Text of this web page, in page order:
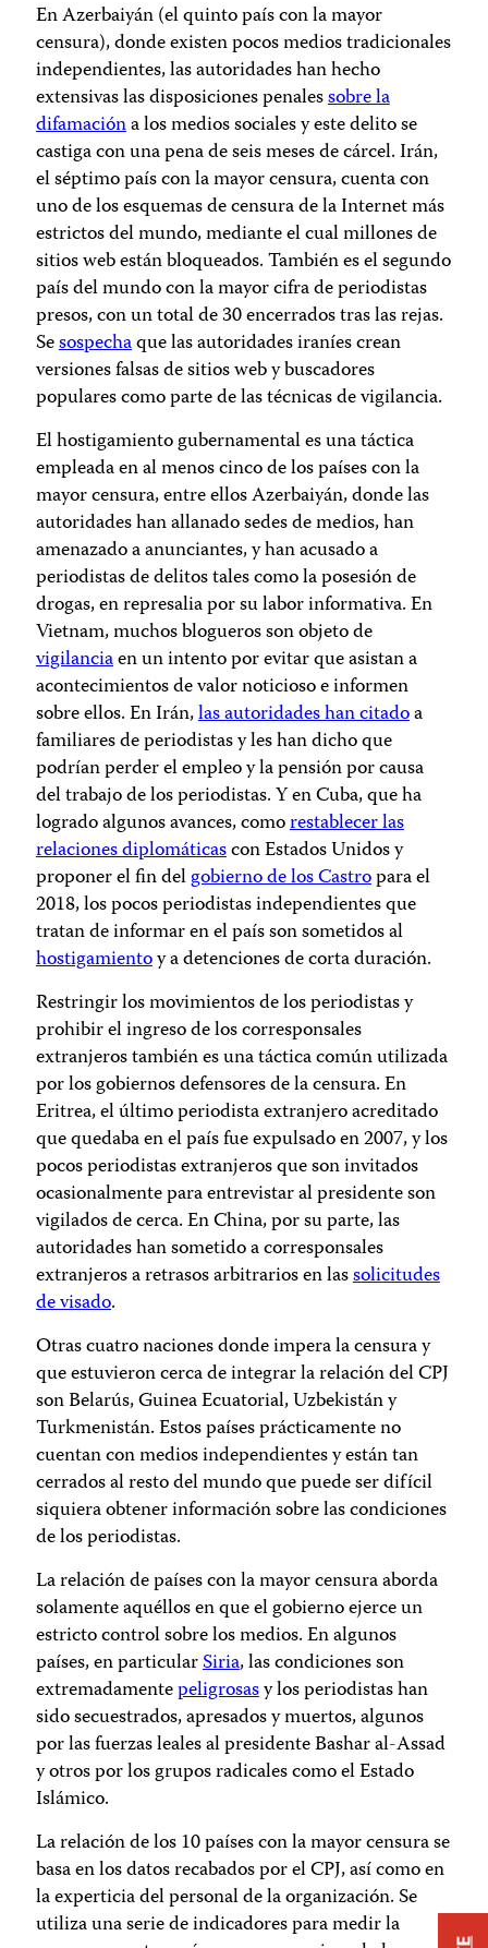
En Azerbaiyán (el quinto país con la mayor
censura), donde existen pocos medios tradicionales
independientes, las autoridades han hecho
extensivas las disposiciones penalessobre la
difamacióna los medios sociales y este delito se
castiga con una pena de seis meses de cárcel. Irán,
el séptimo país con la mayor censura, cuenta con
uno de los esquemas de censura de la Internet más
estrictos del mundo, mediante el cual millones de
sitios web están bloqueados. También es el segundo
país del mundo con la mayor cifra de periodistas
presos, con un total de 30 encerrados tras las rejas.
Sesospechaque las autoridades iraníes crean
versiones falsas de sitios web y buscadores
populares como parte de las técnicas de vigilancia.
El hostigamiento gubernamental es una táctica
empleada en al menos cinco de los países con la
mayor censura, entre ellos Azerbaiyán, donde las
autoridades han allanado sedes de medios, han
amenazado a anunciantes, y han acusado a
periodistas de delitos tales como la posesión de
drogas, en represalia por su labor informativa. En
Vietnam, muchos blogueros son objeto de
vigilanciaen un intento por evitar que asistan a
acontecimientos de valor noticioso e informen
sobre ellos. En Irán,las autoridades han citadoa
familiares de periodistas y les han dicho que
podrían perder el empleo y la pensión por causa
del trabajo de los periodistas. Y en Cuba, que ha
logrado algunos avances, comorestablecer las
relaciones diplomáticascon Estados Unidos y
proponer el fin delgobierno de los Castropara el
2018, los pocos periodistas independientes que
tratan de informar en el país son sometidos al
hostigamientoy a detenciones de corta duración.
Restringir los movimientos de los periodistas y
prohibir el ingreso de los corresponsales
extranjeros también es una táctica común utilizada
por los gobiernos defensores de la censura. En
Eritrea, el último periodista extranjero acreditado
que quedaba en el país fue expulsado en 2007, y los
pocos periodistas extranjeros que son invitados
ocasionalmente para entrevistar al presidente son
vigilados de cerca. En China, por su parte, las
autoridades han sometido a corresponsales
extranjeros a retrasos arbitrarios en lassolicitudes
de visado.
Otras cuatro naciones donde impera la censura y
que estuvieron cerca de integrar la relación del CPJ
son Belarús, Guinea Ecuatorial, Uzbekistán y
Turkmenistán. Estos países prácticamente no
cuentan con medios independientes y están tan
cerrados al resto del mundo que puede ser difícil
siquiera obtener información sobre las condiciones
de los periodistas.
La relación de países con la mayor censura aborda
solamente aquéllos en que el gobierno ejerce un
estricto control sobre los medios. En algunos
países, en particularSiria, las condiciones son
extremadamentepeligrosasy los periodistas han
sido secuestrados, apresados y muertos, algunos
por las fuerzas leales al presidente Bashar al-Assad
y otros por los grupos radicales como el Estado
Islámico.
La relación de los 10 países con la mayor censura se
basa en los datos recabados por el CPJ, así como en
la experticia del personal de la organización. Se
utiliza una serie de indicadores para medir la